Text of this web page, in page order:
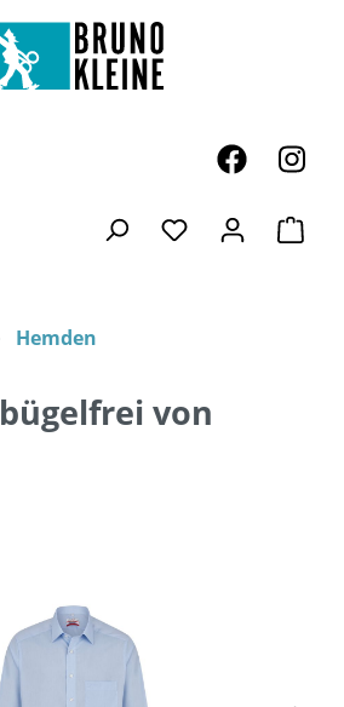
Du hast 0
Hemden
von